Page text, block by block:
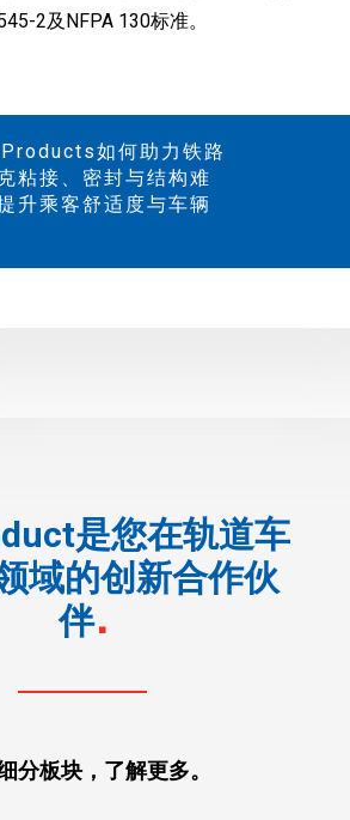
2及NFPA 130标准。
如何助力铁路
粘接、密封与结构难
升乘客舒适度与车辆
是您在轨道车
域的创新合作伙
伴
分板块，了解更多。